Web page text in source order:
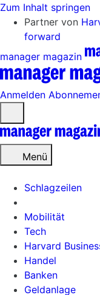
Zum Inhalt springen
Partner von
forward
manager magazin
Anmelden
öffnen
Menü
Schlagzeilen
Mobilität
Tech
Harvard
Handel
Banken
Geldanlage